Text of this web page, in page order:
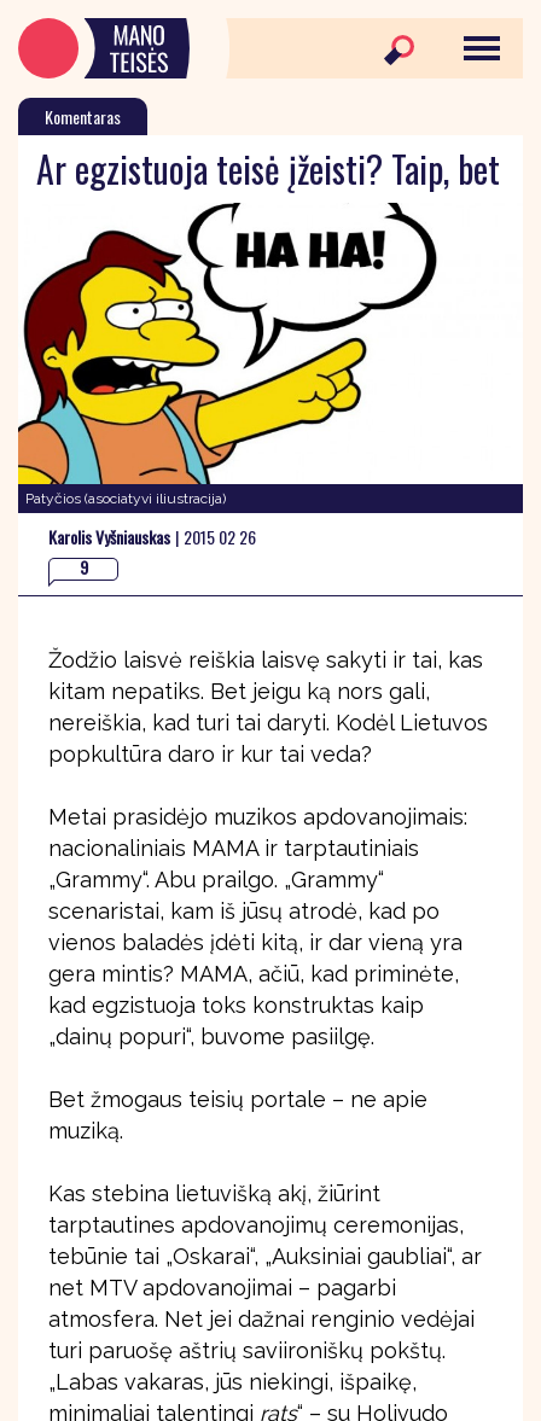
Komentaras
Ar egzistuoja teisė įžeisti? Taip, bet
Patyčios (asociatyvi iliustracija)
Karolis Vyšniauskas | 2015 02 26
9
Žodžio laisvė reiškia laisvę sakyti ir tai, kas
kitam nepatiks. Bet jeigu ką nors gali,
nereiškia, kad turi tai daryti. Kodėl Lietuvos
popkultūra daro ir kur tai veda?
Metai prasidėjo muzikos apdovanojimais:
nacionaliniais MAMA ir tarptautiniais
„Grammy“. Abu prailgo. „Grammy“
scenaristai, kam iš jūsų atrodė, kad po
vienos baladės įdėti kitą, ir dar vieną yra
gera mintis? MAMA, ačiū, kad priminėte,
kad egzistuoja toks konstruktas kaip
„dainų popuri“, buvome pasiilgę.
Bet žmogaus teisių portale – ne apie
muziką.
Kas stebina lietuvišką akį, žiūrint
tarptautines apdovanojimų ceremonijas,
tebūnie tai „Oskarai“, „Auksiniai gaubliai“, ar
net MTV apdovanojimai – pagarbi
atmosfera. Net jei dažnai renginio vedėjai
turi paruošę aštrių saviironiškų pokštų.
„Labas vakaras, jūs niekingi, išpaikę,
minimaliai talentingi rats“ – su Holivudo